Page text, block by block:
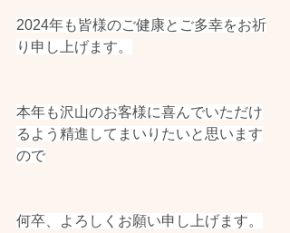
2024年も皆様のご健康とご多幸をお祈
り申し上げます。
本年も沢山のお客様に喜んでいただけ
るよう精進してまいりたいと思います
ので
何卒、よろしくお願い申し上げます。